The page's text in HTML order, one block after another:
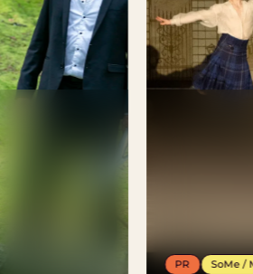
SoMe /